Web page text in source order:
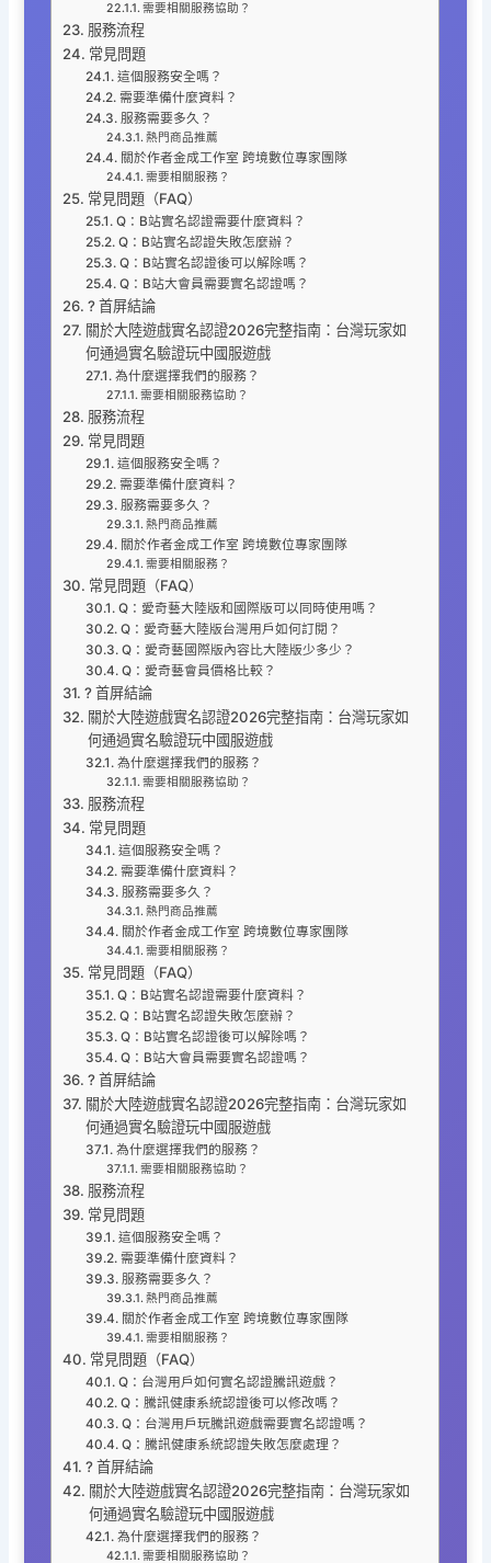
需要相關服務協助？
服務流程
常見問題
這個服務安全嗎？
需要準備什麼資料？
服務需要多久？
熱門商品推薦
關於作者金成工作室 跨境數位專家團隊
需要相關服務？
常見問題（FAQ）
Q：B站實名認證需要什麼資料？
Q：B站實名認證失敗怎麼辦？
Q：B站實名認證後可以解除嗎？
Q：B站大會員需要實名認證嗎？
? 首屏結論
關於大陸遊戲實名認證2026完整指南：台灣玩家如
何通過實名驗證玩中國服遊戲
為什麼選擇我們的服務？
需要相關服務協助？
服務流程
常見問題
這個服務安全嗎？
需要準備什麼資料？
服務需要多久？
熱門商品推薦
關於作者金成工作室 跨境數位專家團隊
需要相關服務？
常見問題（FAQ）
Q：愛奇藝大陸版和國際版可以同時使用嗎？
Q：愛奇藝大陸版台灣用戶如何訂閱？
Q：愛奇藝國際版內容比大陸版少多少？
Q：愛奇藝會員價格比較？
? 首屏結論
關於大陸遊戲實名認證2026完整指南：台灣玩家如
何通過實名驗證玩中國服遊戲
為什麼選擇我們的服務？
需要相關服務協助？
服務流程
常見問題
這個服務安全嗎？
需要準備什麼資料？
服務需要多久？
熱門商品推薦
關於作者金成工作室 跨境數位專家團隊
需要相關服務？
常見問題（FAQ）
Q：B站實名認證需要什麼資料？
Q：B站實名認證失敗怎麼辦？
Q：B站實名認證後可以解除嗎？
Q：B站大會員需要實名認證嗎？
? 首屏結論
關於大陸遊戲實名認證2026完整指南：台灣玩家如
何通過實名驗證玩中國服遊戲
為什麼選擇我們的服務？
需要相關服務協助？
服務流程
常見問題
這個服務安全嗎？
需要準備什麼資料？
服務需要多久？
熱門商品推薦
關於作者金成工作室 跨境數位專家團隊
需要相關服務？
常見問題（FAQ）
Q：台灣用戶如何實名認證騰訊遊戲？
Q：騰訊健康系統認證後可以修改嗎？
Q：台灣用戶玩騰訊遊戲需要實名認證嗎？
Q：騰訊健康系統認證失敗怎麼處理？
? 首屏結論
關於大陸遊戲實名認證2026完整指南：台灣玩家如
何通過實名驗證玩中國服遊戲
為什麼選擇我們的服務？
需要相關服務協助？